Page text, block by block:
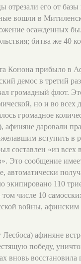
отрезали его от
вошли в
осажденных
битва же 40
Конона прибыло в
демос в третий
громадный флот.
но и во всех
громадное
даровали
вступить в
составлен «из
Это сообщение
автоматически
экипировано 110
числе 10
войны, афинским
афиняне
победу,
вновь